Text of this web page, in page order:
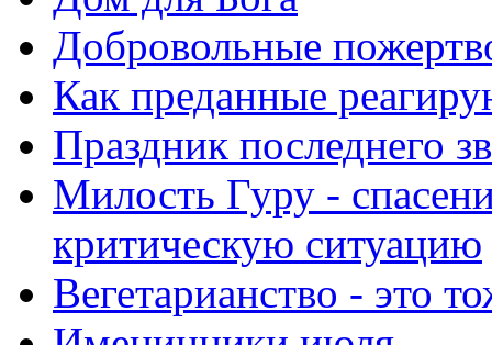
Добровольные
Как преданные
Праздник последнего
Милость Гуру -
критическую ситуацию
Вегетарианство - это